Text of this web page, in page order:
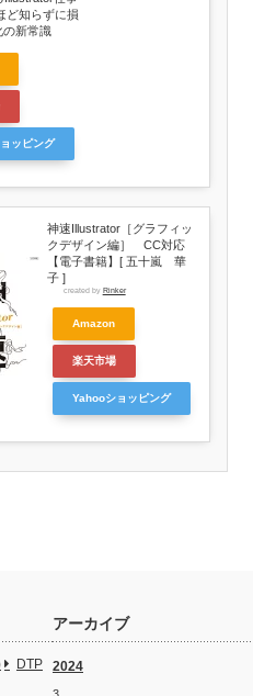
ど知らずに損
の新常識
ッピング
神速Illustrator［グラフィッ
クデザイン編］ CC対応
【電子書籍】[ 五十嵐 華
子 ]
created by Rinker
Amazon
楽天市場
Yahooショッピング
DTP
アーカイブ
2024